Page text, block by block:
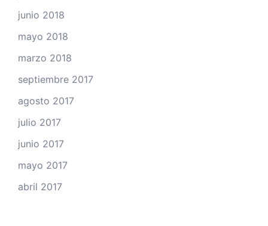
junio 2018
mayo 2018
marzo 2018
septiembre 2017
agosto 2017
julio 2017
junio 2017
mayo 2017
abril 2017